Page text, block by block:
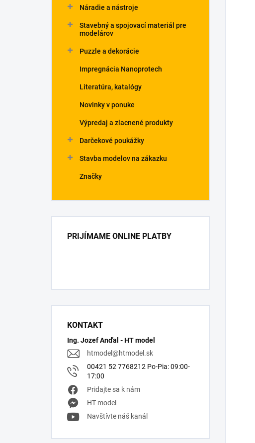
Náradie a nástroje
Stavebný a spojovací materiál pre
modelárov
Puzzle a dekorácie
Impregnácia Nanoprotech
Literatúra, katalógy
Novinky v ponuke
Výpredaj a zlacnené produkty
Darčekové poukážky
Stavba modelov na zákazku
Značky
PRIJÍMAME ONLINE PLATBY
KONTAKT
Ing. Jozef Anďal - HT model
htmodel@htmodel.sk
00421 52 7768212 Po-Pia: 09:00-
17:00
Pridajte sa k nám
HT model
Navštívte náš kanál